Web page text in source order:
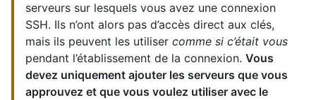
serveurs sur lesquels vous avez une connexion
SSH. Ils n’ont alors pas d’accès direct aux clés,
mais ils peuvent les utiliser comme si c’était vous
pendant l’établissement de la connexion. Vous
devez uniquement ajouter les serveurs que vous
approuvez et que vous voulez utiliser avec le